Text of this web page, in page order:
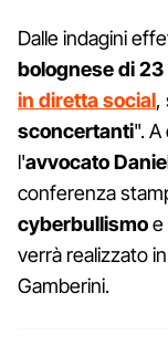
Dalle indagini
bolognese di 23
in diretta social,
sconcertanti".
l'avvocato
conferenza
cyberbullismoe
verrà realizzato
Gamberini.